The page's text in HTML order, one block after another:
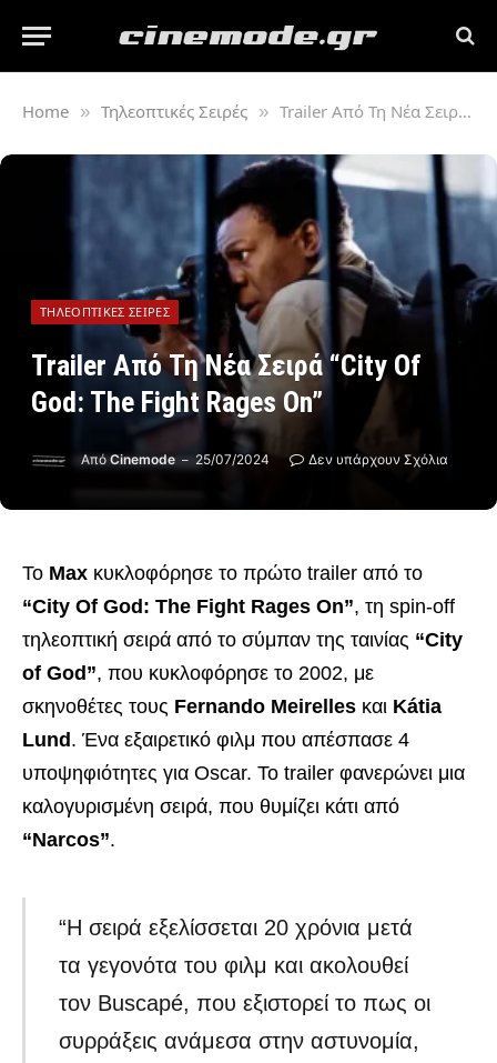
Home » Τηλεοπτικές Σειρές » Trailer Από Τη Νέα Σειρά “City Of God: The Fight Rages On”
ΤΗΛΕΟΠΤΙΚΈΣ ΣΕΙΡΈΣ
Trailer Από Τη Νέα Σειρά “City Of
God: The Fight Rages On”
Από Cinemode 25/07/2024 Δεν υπάρχουν Σχόλια
Το Max κυκλοφόρησε το πρώτο trailer από το
“City Of God: The Fight Rages On”, τη spin-off
τηλεοπτική σειρά από το σύμπαν της ταινίας “City
of God”, που κυκλοφόρησε το 2002, με
σκηνοθέτες τους Fernando Meirelles και Kátia
Lund . Ένα εξαιρετικό φιλμ που απέσπασε 4
υποψηφιότητες για Oscar. Το trailer φανερώνει μια
καλογυρισμένη σειρά, που θυμίζει κάτι από
“Narcos”.
“Η σειρά εξελίσσεται 20 χρόνια μετά
τα γεγονότα του φιλμ και ακολουθεί
τον Buscapé, που εξιστορεί το πως οι
συρράξεις ανάμεσα στην αστυνομία,